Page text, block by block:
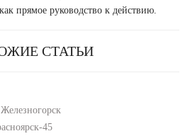
прямое руководство к действию.
СТАТЬИ
45